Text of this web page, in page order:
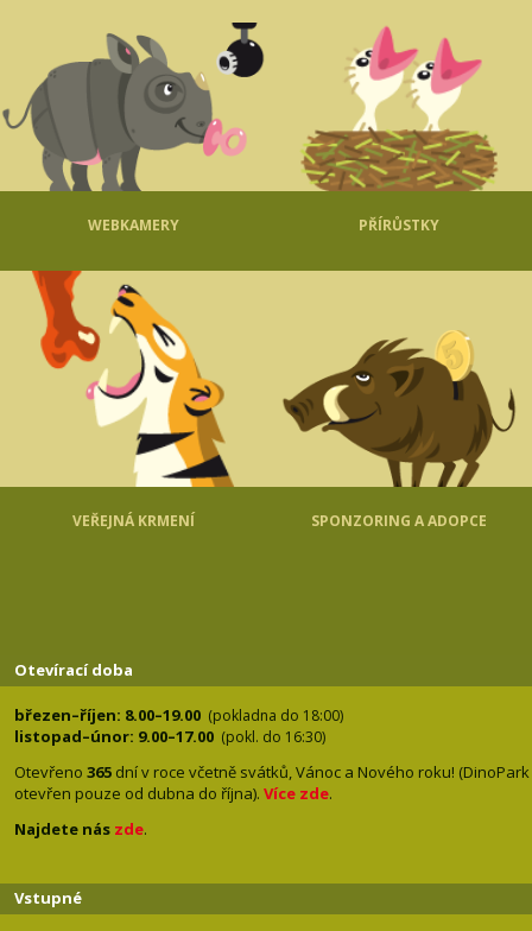
WEBKAMERY PŘÍRŮSTKY
VEŘEJNÁ KRMENÍ SPONZORING A ADOPCE
Otevírací doba
březen–říjen: 8.00–19.00 (pokladna do 18:00)
listopad–únor: 9.00–17.00 (pokl. do 16:30)
Otevřeno 365 dní v roce včetně svátků, Vánoc a Nového roku! (DinoPark
otevřen pouze od dubna do října). Více zde.
Najdete nás zde.
Vstupné